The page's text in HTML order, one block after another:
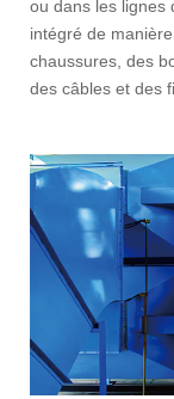
ou dans les lignes
intégré de
chaussures, des
des câbles et des